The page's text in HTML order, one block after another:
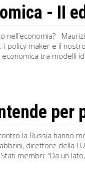
- II
nell’economia?
i policy maker e il
economica tra modelli
per
la Russia hanno
direttore della
membri: “Da un